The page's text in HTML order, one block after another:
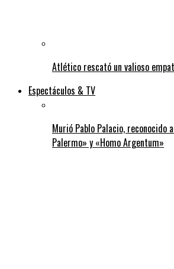
Atlético rescató un valioso
Espectáculos & TV
Murió Pablo Palacio, reconocido
Palermo» y «Homo Argentum»